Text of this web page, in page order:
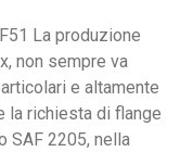
La produzione
non sempre va
e altamente
la richiesta di flange
SAF 2205, nella